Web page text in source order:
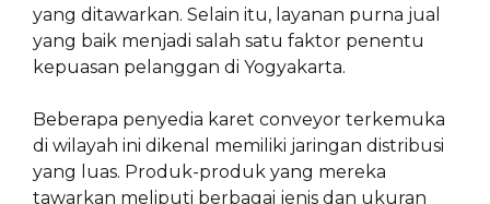
yang ditawarkan. Selain itu, layanan purna jual
yang baik menjadi salah satu faktor penentu
kepuasan pelanggan di Yogyakarta.
Beberapa penyedia karet conveyor terkemuka
di wilayah ini dikenal memiliki jaringan distribusi
yang luas. Produk-produk yang mereka
tawarkan meliputi berbagai jenis dan ukuran